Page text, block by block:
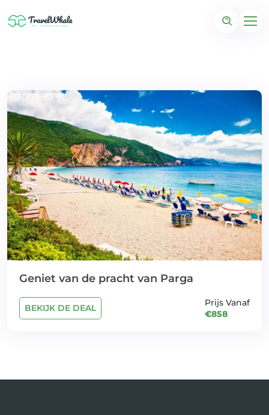
Geniet van de pracht van Parga
BEKIJK DE DEAL
Prijs Vanaf
€858